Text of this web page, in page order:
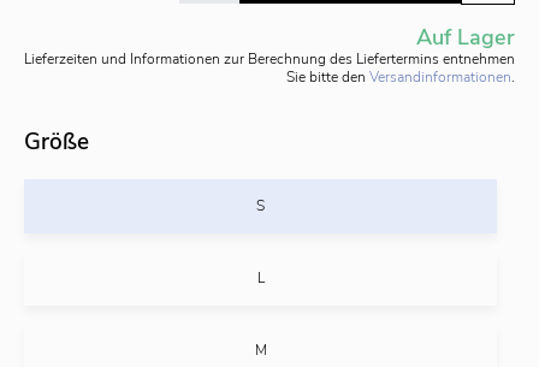
Auf Lager
Lieferzeiten und Informationen zur Berechnung des Liefertermins entnehmen
Sie bitte den Versandinformationen.
Größe
S
L
M